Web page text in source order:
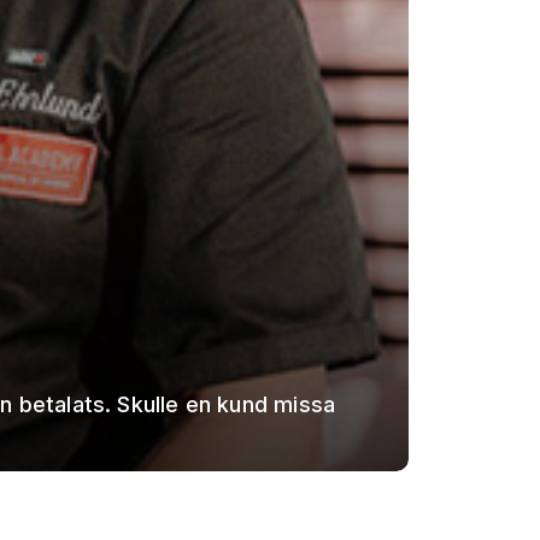
betalats. Skulle en kund missa